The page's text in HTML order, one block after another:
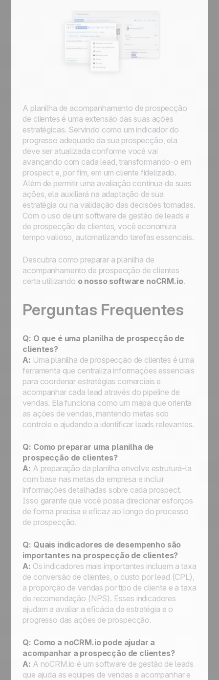
A planilha de acompanhamento de prospecção
de clientes é uma extensão das suas ações
estratégicas. Servindo como um indicador do
progresso adequado da sua prospecção, ela
deve ser atualizada conforme você vai
avançando com cada lead, transformando-o em
prospect e, por fim, em um cliente fidelizado.
Além de permitir uma avaliação contínua de suas
ações, ela auxiliará na adaptação de sua
estratégia ou na validação das decisões tomadas.
Com o uso de um software de gestão de leads e
de prospecção de clientes, você economiza
tempo valioso, automatizando tarefas essenciais.
Descubra como preparar a planilha de
acompanhamento de prospecção de clientes
certa utilizando o nosso software noCRM.io.
Perguntas Frequentes
Q: O que é uma planilha de prospecção de
clientes?
A: Uma planilha de prospecção de clientes é uma
ferramenta que centraliza informações essenciais
para coordenar estratégias comerciais e
acompanhar cada lead através do pipeline de
vendas. Ela funciona como um mapa que orienta
as ações de vendas, mantendo metas sob
controle e ajudando a identificar leads relevantes.
Q: Como preparar uma planilha de
prospecção de clientes?
A: A preparação da planilha envolve estruturá-la
com base nas metas da empresa e incluir
informações detalhadas sobre cada prospect.
Isso garante que você possa direcionar esforços
de forma precisa e eficaz ao longo do processo
de prospecção.
Q: Quais indicadores de desempenho são
importantes na prospecção de clientes?
A: Os indicadores mais importantes incluem a taxa
de conversão de clientes, o custo por lead (CPL),
a proporção de vendas por tipo de cliente e a taxa
de recomendação (NPS). Esses indicadores
ajudam a avaliar a eficácia da estratégia e o
progresso das ações de prospecção.
Q: Como a noCRM.io pode ajudar a
acompanhar a prospecção de clientes?
A: A noCRM.io é um software de gestão de leads
que ajuda as equipes de vendas a acompanhar e